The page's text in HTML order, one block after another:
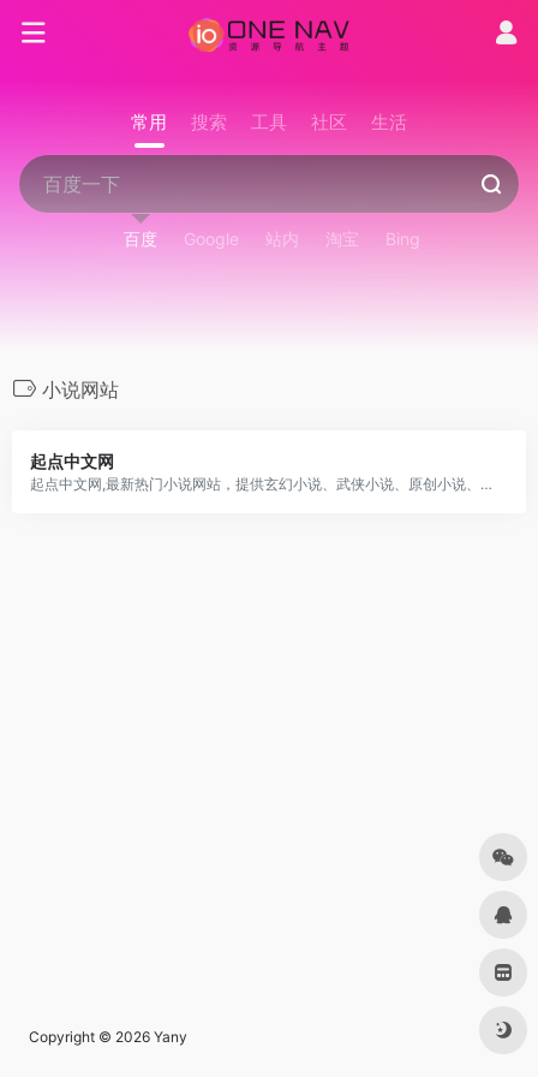
常用 搜索 工具 社区 生活
百度 Google 站内 淘宝 Bing
小说网站
起点中文网
起点中文网,最新热门小说网站，提供玄幻小说、武侠小说、原创小说、网游小说、都市小说、言情小说、青春小说、科幻小说等首发小说,最新章节在线阅读。更多精彩尽在起点中文网小说网。
Copyright © 2026 Yany